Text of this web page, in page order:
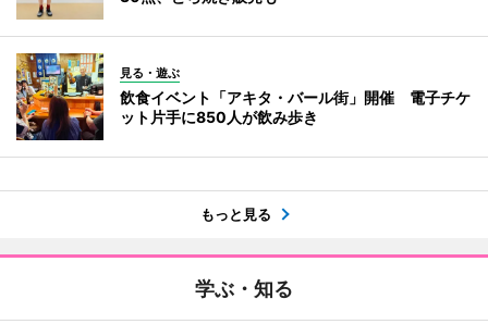
見る・遊ぶ
飲食イベント「アキタ・バール街」開催 電子チケ
ット片手に850人が飲み歩き
もっと見る
学ぶ・知る